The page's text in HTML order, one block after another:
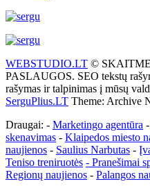
WEBSTUDIO.LT ©
PASLAUGOS. SEO tekstų
rašymas ir talpinimas į mūsų
SerguPlius.LT Theme: Archive
Draugai: - Marketingo agentūra -
skenavimas - Klaipedos miesto
naujienos - Saulius Narbutas -
Teniso treniruotės - Pranešimai
Regionų naujienos - Palangos